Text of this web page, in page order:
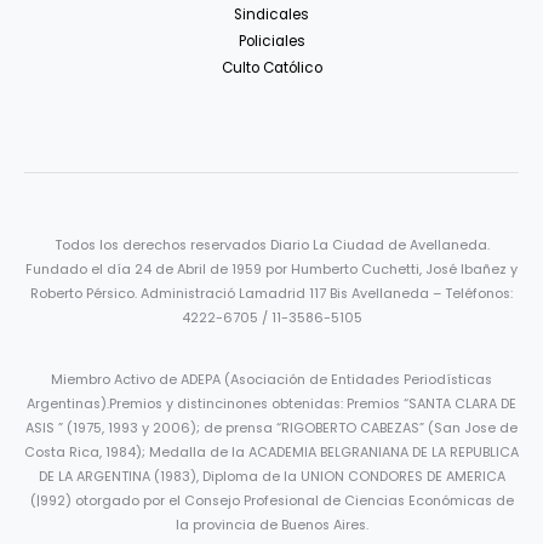
Sindicales
Policiales
Culto Católico
Todos los derechos reservados Diario La Ciudad de Avellaneda.
Fundado el día 24 de Abril de 1959 por Humberto Cuchetti, José Ibañez y
Roberto Pérsico. Administració Lamadrid 117 Bis Avellaneda – Teléfonos:
4222-6705 / 11-3586-5105
Miembro Activo de ADEPA (Asociación de Entidades Periodísticas
Argentinas).Premios y distincinones obtenidas: Premios “SANTA CLARA DE
ASIS ” (1975, 1993 y 2006); de prensa “RIGOBERTO CABEZAS” (San Jose de
Costa Rica, 1984); Medalla de la ACADEMIA BELGRANIANA DE LA REPUBLICA
DE LA ARGENTINA (1983), Diploma de la UNION CONDORES DE AMERICA
(|992) otorgado por el Consejo Profesional de Ciencias Económicas de
la provincia de Buenos Aires.